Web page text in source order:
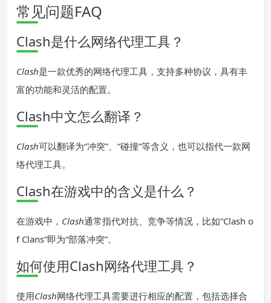
常见问题FAQ
Clash是什么网络代理工具？
Clash是一款优秀的网络代理工具，支持多种协议，具有丰
富的功能和灵活的配置。
Clash中文怎么翻译？
Clash可以翻译为“冲突”、“碰撞”等含义，也可以指代一款网
络代理工具。
Clash在游戏中的含义是什么？
在游戏中， Clash通常指代对抗、竞争等情况，比如“Clash o
f Clans”即为“部落冲突”。
如何使用Clash网络代理工具？
使用Clash网络代理工具需要进行相应的配置，包括选择合